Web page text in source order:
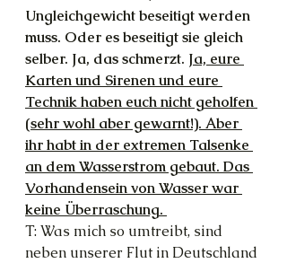
Ungleichgewicht beseitigt werden
muss. Oder es beseitigt sie gleich
selber. Ja, das schmerzt. Ja, eure
Karten und Sirenen und eure
Technik haben euch nicht geholfen
(sehr wohl aber gewarnt!). Aber
ihr habt in der extremen Talsenke
an dem Wasserstrom gebaut. Das
Vorhandensein von Wasser war
keine Überraschung.
T: Was mich so umtreibt, sind
neben unserer Flut in Deutschland